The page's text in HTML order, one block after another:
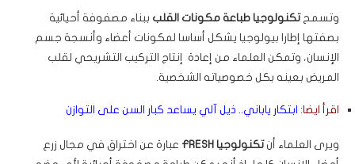
وتسمحتكنولوجيا طباعة مكونات القلب ببناء مصفوفة أحيائية
بصفتها إطارا بيولوجيا يشكل أساسا لمكونات أعضاء وأنسجة جسم
الإنسان، وتمكن العلماء من إعادة إنتاج التركيب التشريحي لقلب
المريض بعينه بكل خصوصياته الشخصية.
اقرأ ايضا: ابتكار ياباني.. ذيل آلي يساعد كبار السن على التوازن
ويرى العلماء أنتكنولوجيا FRESH
عبارة عن اختراق في مجال زرع